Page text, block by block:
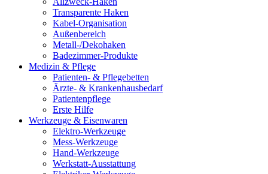
Transparente Haken
Kabel-Organisation
Außenbereich
Metall-/Dekohaken
Badezimmer-Produkte
Medizin & Pflege
Patienten- & Pflegebetten
Ärzte- & Krankenhausbedarf
Patientenpflege
Erste Hilfe
Werkzeuge & Eisenwaren
Elektro-Werkzeuge
Mess-Werkzeuge
Hand-Werkzeuge
Werkstatt-Ausstattung